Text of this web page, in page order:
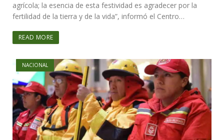
agrícola; la esencia de esta festividad es agradecer por la
fertilidad de la tierra y de la vida”, informó el Centro…
READ MORE
NACIONAL